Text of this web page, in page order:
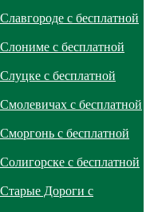
с бесплатной
с бесплатной
с бесплатной
с бесплатной
с бесплатной
с бесплатной
Дороги с